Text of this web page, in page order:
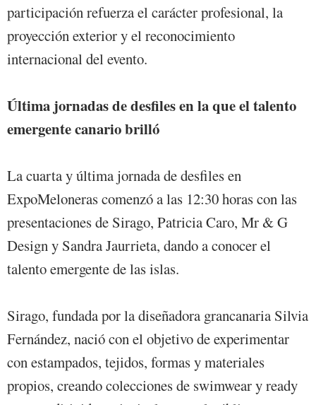
participación refuerza el carácter profesional, la
proyección exterior y el reconocimiento
internacional del evento.
Última jornadas de desfiles en la que el talento
emergente canario brilló
La cuarta y última jornada de desfiles en
ExpoMeloneras comenzó a las 12:30 horas con las
presentaciones de Sirago, Patricia Caro, Mr & G
Design y Sandra Jaurrieta, dando a conocer el
talento emergente de las islas.
Sirago, fundada por la diseñadora grancanaria Silvia
Fernández, nació con el objetivo de experimentar
con estampados, tejidos, formas y materiales
propios, creando colecciones de swimwear y ready